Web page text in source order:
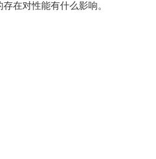
在对性能有什么影响。